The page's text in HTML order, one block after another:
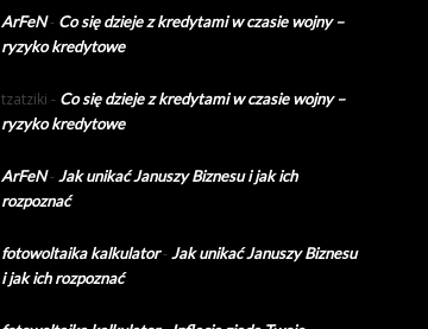
ArFeN- Co się dzieje z kredytami w czasie wojny –
ryzyko kredytowe
tzatziki - Co się dzieje z kredytami w czasie wojny –
ryzyko kredytowe
ArFeN- Jak unikać Januszy Biznesu i jak ich
rozpoznać
fotowoltaika kalkulator- Jak unikać Januszy Biznesu
i jak ich rozpoznać